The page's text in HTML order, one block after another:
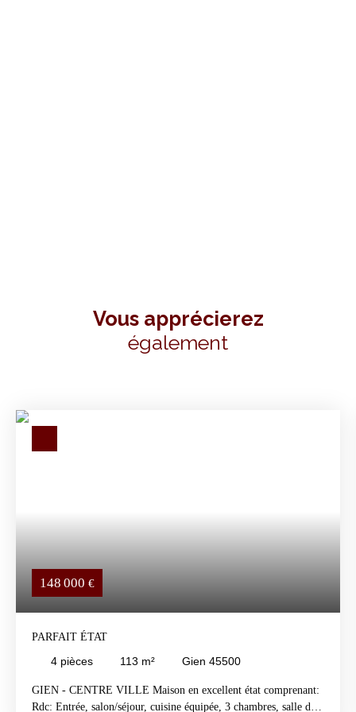
Vous apprécierez
également
148 000 €
PARFAIT ÉTAT
4 pièces 113 m² Gien 45500
GIEN - CENTRE VILLE Maison en excellent état comprenant:
Rdc: Entrée, salon/séjour, cuisine équipée, 3 chambres, salle de